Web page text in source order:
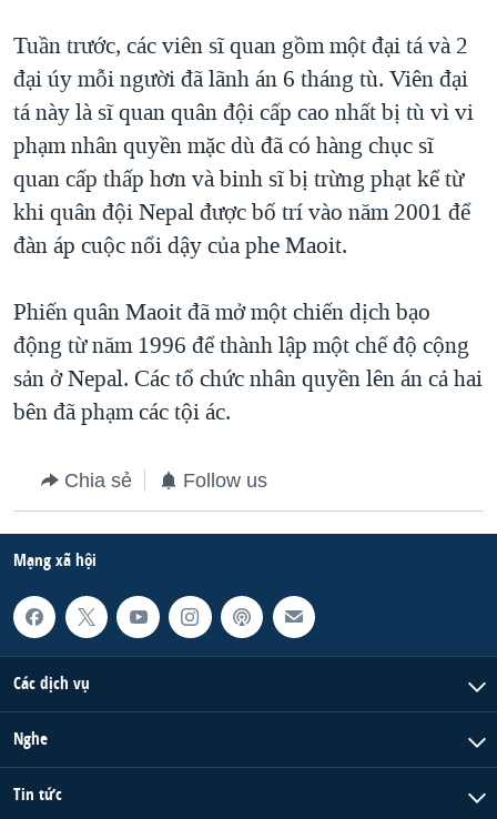
VĂN HOÁ
THỂ THAO
GIÁO DỤC
GROUND ZERO – XƯA VÀ NAY
CHI PHÍ CHIẾN TRANH AFGHANISTAN
CÁC GIÁ TRỊ CỘNG HÒA Ở VIỆT NAM
THƯỢNG ĐỈNH TRUMP-KIM TẠI VIỆT NAM
TRỊNH VĨNH BÌNH VS. CHÍNH PHỦ VIỆT NAM
BÊN KIA QUỐC LỘ: TIẾNG VỌNG TỪ NÔNG THÔN MỸ
QUAN HỆ VIỆT MỸ
Ngôn ngữ khác
Tuần trước, các viên sĩ quan gồm một đại tá và 2
đại úy mỗi người đã lãnh án 6 tháng tù. Viên đại
tá này là sĩ quan quân đội cấp cao nhất bị tù vì vi
phạm nhân quyền mặc dù đã có hàng chục sĩ
quan cấp thấp hơn và binh sĩ bị trừng phạt kể từ
khi quân đội Nepal được bố trí vào năm 2001 để
đàn áp cuộc nổi dậy của phe Maoit.
Phiến quân Maoit đã mở một chiến dịch bạo
động từ năm 1996 để thành lập một chế độ cộng
sản ở Nepal. Các tổ chức nhân quyền lên án cả hai
bên đã phạm các tội ác.
Chia sẻ Follow us
Mạng xã hội
Các dịch vụ
Nghe
Tin tức